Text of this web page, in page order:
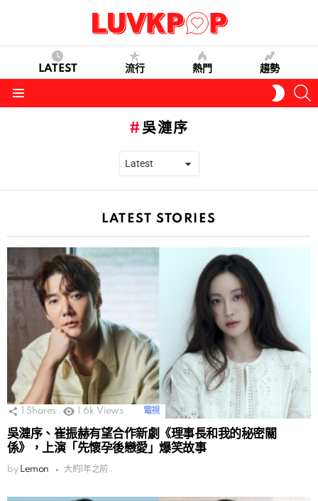
LATEST 流行 熱門 趨勢
SKIN
吳漣序
LATEST STORIES
Shares 1.6k Views 電視
吳漣序、崔振赫有望合作新劇《理事長和我的秘密關
係》，上演「先懷孕後戀愛」爆笑故事
by Lemon 大約1年之前